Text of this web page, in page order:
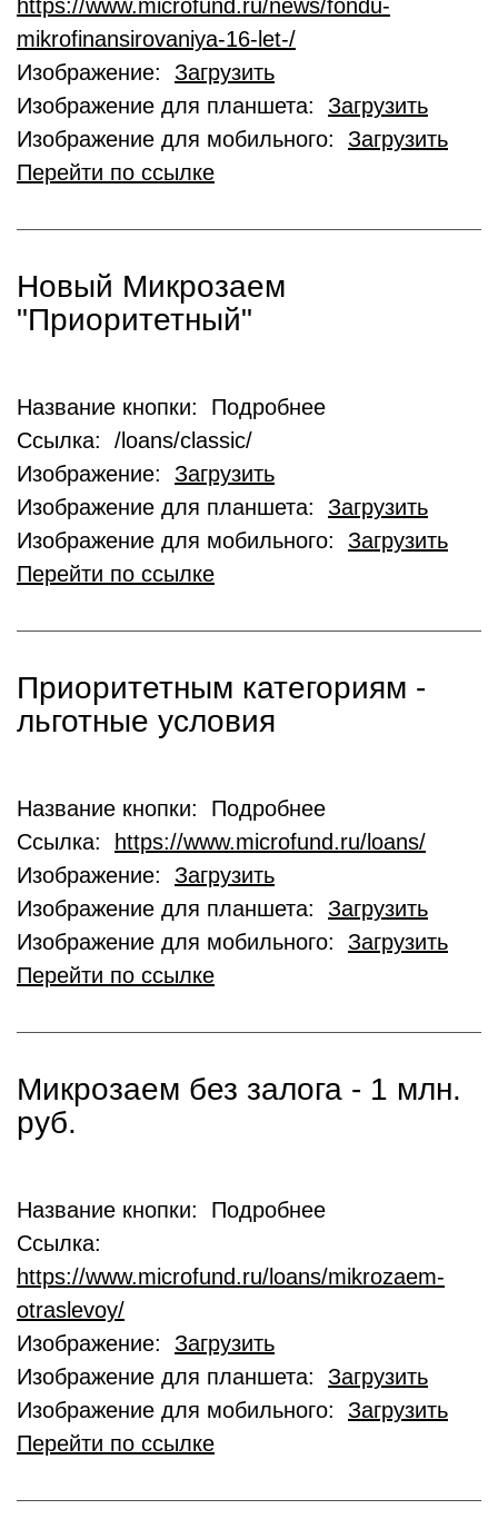
https://www.microfund.ru/news/fondu-
mikrofinansirovaniya-16-let-/
Изображение: Загрузить
Изображение для планшета: Загрузить
Изображение для мобильного: Загрузить
Перейти по ссылке
Новый Микрозаем
"Приоритетный"
Название кнопки: Подробнее
Ссылка: /loans/classic/
Изображение: Загрузить
Изображение для планшета: Загрузить
Изображение для мобильного: Загрузить
Перейти по ссылке
Приоритетным категориям -
льготные условия
Название кнопки: Подробнее
Ссылка:
https://www.microfund.ru/loans/
Изображение: Загрузить
Изображение для планшета: Загрузить
Изображение для мобильного: Загрузить
Перейти по ссылке
Микрозаем без залога - 1 млн.
руб.
Название кнопки: Подробнее
Ссылка:
https://www.microfund.ru/loans/mikrozaem-
otraslevoy/
Изображение: Загрузить
Изображение для планшета: Загрузить
Изображение для мобильного: Загрузить
Перейти по ссылке